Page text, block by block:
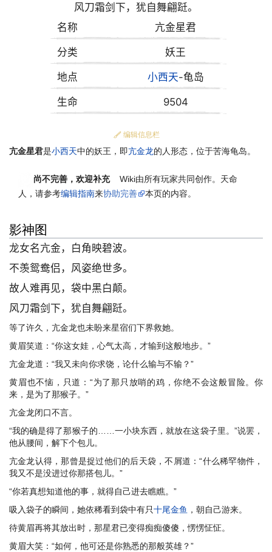
风刀霜剑下，犹自舞翩跹。
名称
亢金星君
分类 妖王
地点 小西天-龟岛
生命 9504
编辑信息栏
亢金星君是小西天中的妖王，即亢金龙的人形态，位于苦海龟岛。
尚不完善，欢迎补充Wiki由所有玩家共同创作。 天命
人 ，请参考编辑指南来协助完善 本页的内容。
影神图
龙女名亢金，白角映碧波。
不羡鸳鸯侣，风姿绝世多。
故人难再见，袋中黑白颠。
风刀霜剑下，犹自舞翩跹。
等了许久，亢金龙也未盼来星宿们下界救她。
黄眉笑道：“你这女娃，心气太高，才输到这般地步。”
亢金龙道：“我又未向你求饶，论什么输与不输？”
黄眉也不恼，只道：“为了那只放哨的鸡，你绝不会这般冒险。你
来，是为了那猴子。”
亢金龙闭口不言。
“我的确是得了那猴子的……一小块东西，就放在这袋子里。”说罢，
他从腰间，解下个包儿。
亢金龙认得，那曾是捉过他们的后天袋，不屑道：“什么稀罕物件，
我又不是没进过你那搭包儿。”
“你若真想知道他的事，就得自己进去瞧瞧。”
吸入袋子的瞬间，她依稀看到袋中有只十尾金鱼 ，朝自己游来。
待黄眉再将其放出时，那星君已变得痴痴傻傻，愣愣怔怔。
黄眉大笑：“如何，他可还是你熟悉的那般英雄？”